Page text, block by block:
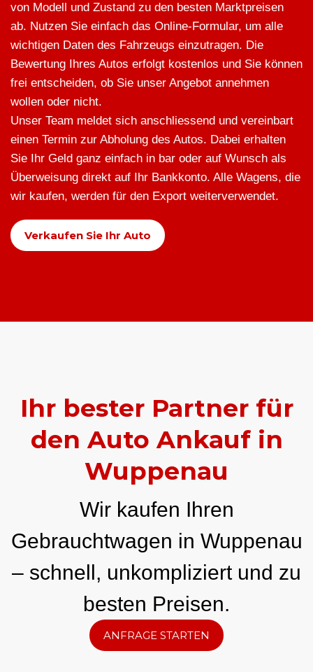
von Modell und Zustand zu den besten Marktpreisen
ab. Nutzen Sie einfach das Online-Formular, um alle
wichtigen Daten des Fahrzeugs einzutragen. Die
Bewertung Ihres Autos erfolgt kostenlos und Sie können
frei entscheiden, ob Sie unser Angebot annehmen
wollen oder nicht.
Unser Team meldet sich anschliessend und vereinbart
einen Termin zur Abholung des Autos. Dabei erhalten
Sie Ihr Geld ganz einfach in bar oder auf Wunsch als
Überweisung direkt auf Ihr Bankkonto. Alle Wagens, die
wir kaufen, werden für den Export weiterverwendet.
Verkaufen Sie Ihr Auto
Ihr bester Partner für
den Auto Ankauf in
Wuppenau
Wir kaufen Ihren
Gebrauchtwagen in Wuppenau
– schnell, unkompliziert und zu
besten Preisen.
ANFRAGE STARTEN